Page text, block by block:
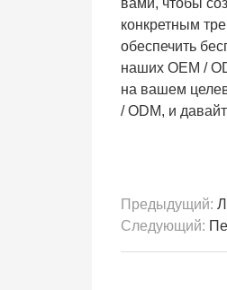
вами, чтобы
конкретным
обеспечить
наших OEM /
на вашем
/ ODM, и
Предыдущий:
Следующий: